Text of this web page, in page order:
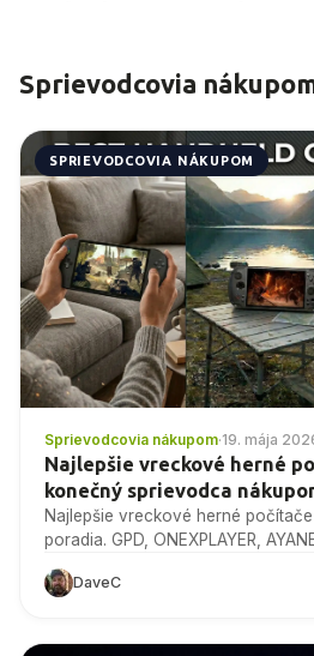
Sprievodcovia
SPRIEVODCOVIA NÁKUPOM
Sprievodcovia nákupom·19. mája
Najlepšie vreckové herné
konečný sprievodca
Najlepšie vreckové herné
poradia. GPD, ONEXPLAYER,
odbornými radami pri...
DaveC